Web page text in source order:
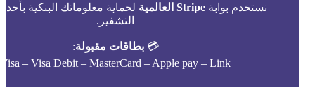
نستخدم بوابة Stripe العالمية
لحماية معلوماتك البنكية
التشفير.
💳بطاقات مقبولة:
Visa – Visa Debit – MasterCard – Apple pay – Link